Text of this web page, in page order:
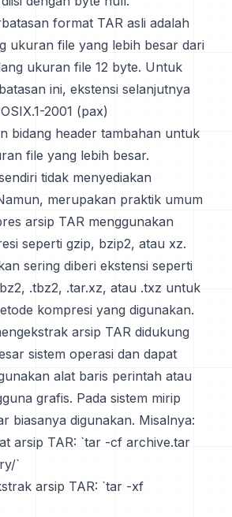
format TAR asli adalah
ukuran file yang lebih besar dari
ukuran file 12 byte. Untuk
ini, ekstensi selanjutnya
2001 (pax)
bidang header tambahan untuk
file yang lebih besar.
tidak menyediakan
merupakan praktik umum
arsip TAR menggunakan
seperti gzip, bzip2, atau xz.
sering diberi ekstensi seperti
.tbz2, .tar.xz, atau .txz untuk
kompresi yang digunakan.
arsip TAR didukung
sistem operasi dan dapat
alat baris perintah atau
grafis. Pada sistem mirip
biasanya digunakan. Misalnya:
arsip TAR: `tar -cf archive.tar
`
arsip TAR: `tar -xf